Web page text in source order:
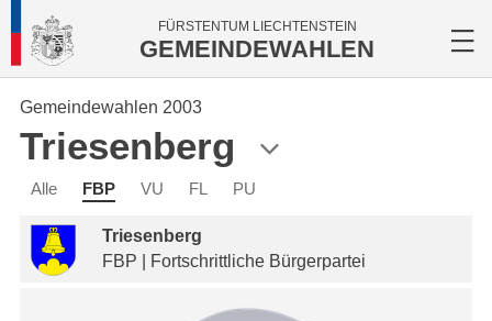
FÜRSTENTUM LIECHTENSTEIN
GEMEINDEWAHLEN
Gemeindewahlen 2003
Triesenberg
Alle FBP VU FL PU
Triesenberg
FBP | Fortschrittliche Bürgerpartei